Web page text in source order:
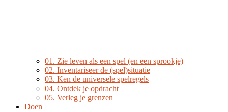
01. Zie leven als een spel (en een sprookje)
02. Inventariseer de (spel)situatie
03. Ken de universele spelregels
04. Ontdek je opdracht
05. Verleg je grenzen
Doen